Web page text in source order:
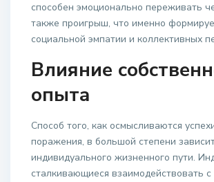
способен эмоционально переживать
также проигрыш, что именно
социальной эмпатии и коллективных
Влияние
опыта
Способ того, как осмысливаются
поражения, в большой степени
индивидуального жизненного пути.
сталкивающиеся взаимодействовать с